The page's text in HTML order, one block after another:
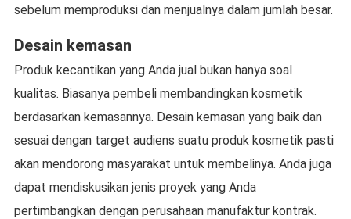
sebelum memproduksi dan menjualnya dalam jumlah besar.
Desain kemasan
Produk kecantikan yang Anda jual bukan hanya soal
kualitas. Biasanya pembeli membandingkan kosmetik
berdasarkan kemasannya. Desain kemasan yang baik dan
sesuai dengan target audiens suatu produk kosmetik pasti
akan mendorong masyarakat untuk membelinya. Anda juga
dapat mendiskusikan jenis proyek yang Anda
pertimbangkan dengan perusahaan manufaktur kontrak.